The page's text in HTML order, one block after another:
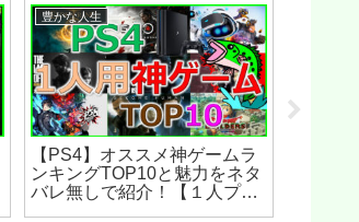
豊かな人生
【PS4】オススメ神ゲームラ
ンキングTOP10と魅力をネタ
バレ無しで紹介！【１人プレ